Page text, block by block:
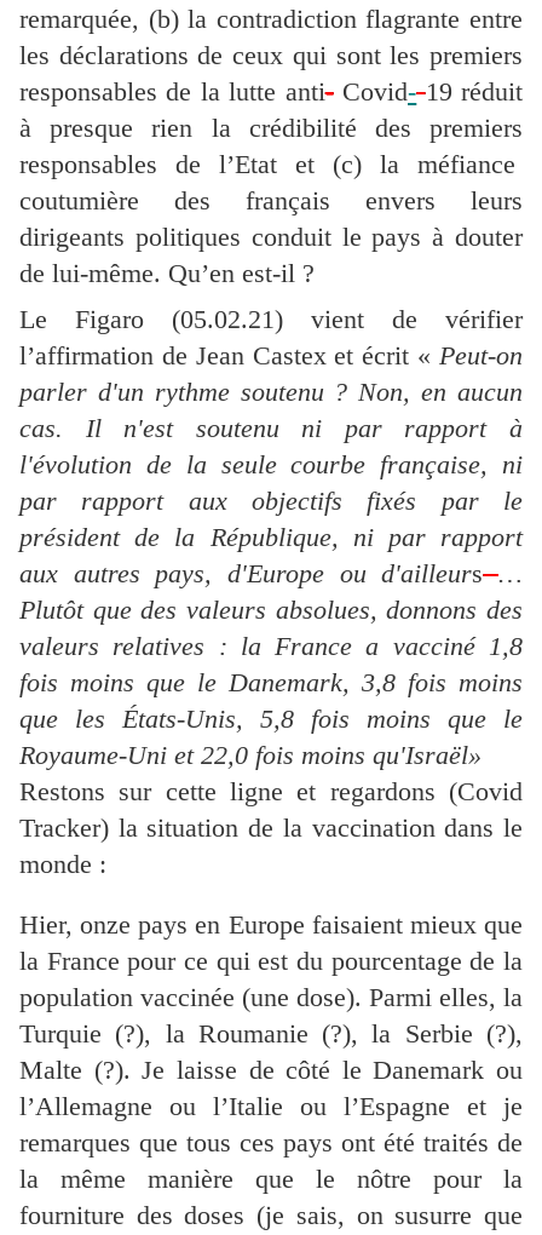
remarquée, (b) la contradiction flagrante entre
les déclarations de ceux qui sont les premiers
responsables de la lutte anti-Covid- 19 réduit
à presque rien la crédibilité des premiers
responsables de l’Etat et (c) la méfiance
coutumière des français envers leurs
dirigeants politiques conduit le pays à douter
de lui-même. Qu’en est-il ?
Le Figaro (05.02.21) vient de vérifier
l’affirmation de Jean Castex et écrit « Peut-on
parler d'un rythme soutenu ? Non, en aucun
cas. Il n'est soutenu ni par rapport à
l'évolution de la seule courbe française, ni
par rapport aux objectifs fixés par le
président de la République, ni par rapport
aux autres pays, d'Europe ou d'ailleurs …
Plutôt que des valeurs absolues, donnons des
valeurs relatives : la France a vacciné 1,8
fois moins que le Danemark, 3,8 fois moins
que les États-Unis, 5,8 fois moins que le
Royaume-Uni et 22,0 fois moins qu'Israël»
Restons sur cette ligne et regardons (Covid
Tracker) la situation de la vaccination dans le
monde :
Hier, onze pays en Europe faisaient mieux que
la France pour ce qui est du pourcentage de la
population vaccinée (une dose). Parmi elles, la
Turquie (?), la Roumanie (?), la Serbie (?),
Malte (?). Je laisse de côté le Danemark ou
l’Allemagne ou l’Italie ou l’Espagne et je
remarques que tous ces pays ont été traités de
la même manière que le nôtre pour la
fourniture des doses (je sais, on susurre que